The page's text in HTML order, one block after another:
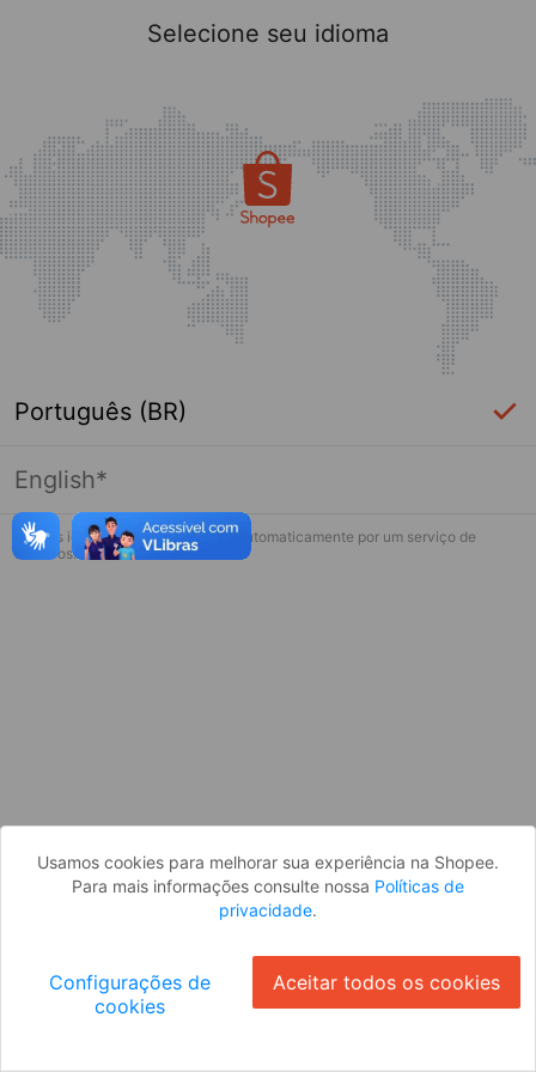
Página indisponível
Desculpe, algo deu errado. Faça login
Selecione seu idioma
Português (BR)
English*
* Esses idiomas serão traduzidos automaticamente por um serviço de
terceiros.
Usamos cookies para melhorar sua experiência na Shopee.
Para mais informações consulte nossa Políticas de
privacidade.
Configurações de
cookies
Aceitar todos os cookies